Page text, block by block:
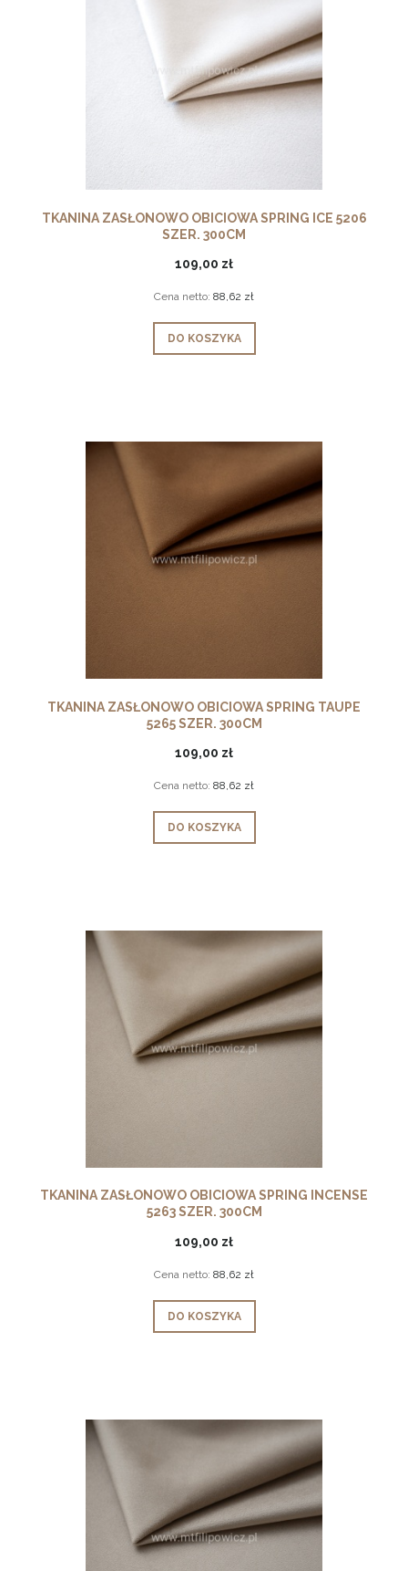
TKANINA ZASŁONOWO OBICIOWA SPRING ICE 5206
SZER. 300CM
109,00 zł
Cena netto: 88,62 zł
DO KOSZYKA
TKANINA ZASŁONOWO OBICIOWA SPRING TAUPE
5265 SZER. 300CM
109,00 zł
Cena netto: 88,62 zł
DO KOSZYKA
TKANINA ZASŁONOWO OBICIOWA SPRING INCENSE
5263 SZER. 300CM
109,00 zł
Cena netto: 88,62 zł
DO KOSZYKA